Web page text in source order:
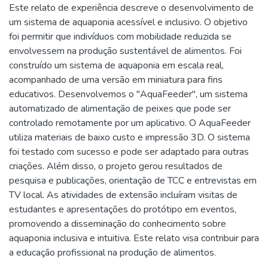
Este relato de experiência descreve o desenvolvimento de
um sistema de aquaponia acessível e inclusivo. O objetivo
foi permitir que indivíduos com mobilidade reduzida se
envolvessem na produção sustentável de alimentos. Foi
construído um sistema de aquaponia em escala real,
acompanhado de uma versão em miniatura para fins
educativos. Desenvolvemos o "AquaFeeder", um sistema
automatizado de alimentação de peixes que pode ser
controlado remotamente por um aplicativo. O AquaFeeder
utiliza materiais de baixo custo e impressão 3D. O sistema
foi testado com sucesso e pode ser adaptado para outras
criações. Além disso, o projeto gerou resultados de
pesquisa e publicações, orientação de TCC e entrevistas em
TV local. As atividades de extensão incluíram visitas de
estudantes e apresentações do protótipo em eventos,
promovendo a disseminação do conhecimento sobre
aquaponia inclusiva e intuitiva. Este relato visa contribuir para
a educação profissional na produção de alimentos.